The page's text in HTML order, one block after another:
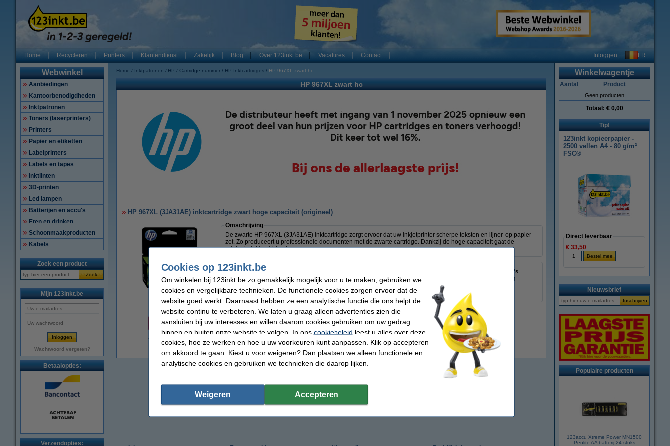
Home Recycleren Printers Klantendienst Zakelijk Blog Over 123inkt.be Vacatures Contact Inloggen FR
Webwinkel
Aanbiedingen
Kantoorbenodigdheden
Inktpatronen
Toners (laserprinters)
Printers
Papier en etiketten
Labelprinters
Labels en tapes
Inktlinten
3D-printen
Led lampen
Batterijen en accu's
Eten en drinken
Schoonmaakproducten
Kabels
Zoek een product
Zoek
Mijn 123inkt.be
Wachtwoord vergeten?
Betaalopties:
Verzendopties:
Home Inktpatronen HP Cartridge nummer HP Inktcartridges HP 967XL zwart hc
HP 967XL zwart hc
HP 967XL (3JA31AE) inktcartridge zwart hoge capaciteit (origineel)
vergroten
Omschrijving
De zwarte HP 967XL (3JA31AE) inktcartridge zorgt ervoor dat uw inkjetprinter scherpe teksten en lijnen op papier
zet. Zo produceert u professionele documenten met de zwarte cartridge. Dankzij de hoge capaciteit gaat de
originele inktcartridge lang mee.
Specificaties
Merk:
± 3.000 pagina's
Type:
inkjetcartridge EAN-code:
0192545866668
Ons artikelnr:
Inhoud:
68,72 ml Nummer:
Prijs per ml
€ 0,68
€ 46,50(Tijdelijk uitverkocht)
Winkelwagentje
Aantal Product
Geen producten
Totaal: € 0,00
Tip!
123inkt kopieerpapier -
2500 vellen A4 - 80 g/m²
FSC®
Direct leverbaar
€ 33,50
Nieuwsbrief
Populaire producten
123accu Xtreme Power MN1500
Penlite AA batterij 24 stuks
Cookies op 123inkt.be
Om winkelen bij 123inkt.be zo gemakkelijk mogelijk voor u te maken, gebruiken we
cookies en vergelijkbare technieken. De functionele cookies zorgen ervoor dat de
website goed werkt. Daarnaast hebben ze een analytische functie die ons helpt de
website continu te verbeteren. We laten u graag alleen advertenties zien die
aansluiten bij uw interesses en willen daarom cookies gebruiken om uw gedrag
binnen en buiten onze website te volgen. In ons cookiebeleid leest u alles over deze
cookies, hoe ze werken en hoe u uw voorkeuren kunt aanpassen. Klik op accepteren
om akkoord te gaan. Kiest u voor weigeren? Dan plaatsen we alleen functionele en
analytische cookies en gebruiken we technieken die daarop lijken.
Weigeren Accepteren